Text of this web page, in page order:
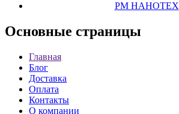
РМ НАНОТЕХ
Основные страницы
Главная
Блог
Доставка
Оплата
Контакты
О компании